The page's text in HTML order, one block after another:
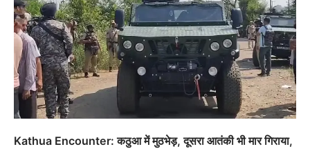
Kathua Encounter: कठुआ में मुठभेड़, दूसरा आतंकी भी मार गिराया,